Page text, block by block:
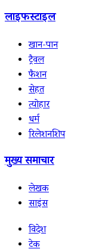
लाइफस्टाइल
खान-पान
ट्रैवल
फैशन
सेहत
त्योहार
धर्म
रिलेशनशिप
मुख्य समाचार
लेखक
साइंस
विदेश
टेक